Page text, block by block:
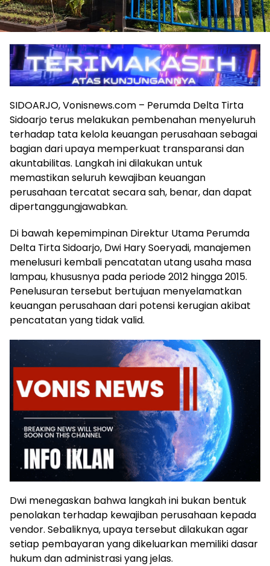
SIDOARJO, Vonisnews.com – Perumda Delta Tirta
Sidoarjo terus melakukan pembenahan menyeluruh
terhadap tata kelola keuangan perusahaan sebagai
bagian dari upaya memperkuat transparansi dan
akuntabilitas. Langkah ini dilakukan untuk
memastikan seluruh kewajiban keuangan
perusahaan tercatat secara sah, benar, dan dapat
dipertanggungjawabkan.
Di bawah kepemimpinan Direktur Utama Perumda
Delta Tirta Sidoarjo, Dwi Hary Soeryadi, manajemen
menelusuri kembali pencatatan utang usaha masa
lampau, khususnya pada periode 2012 hingga 2015.
Penelusuran tersebut bertujuan menyelamatkan
keuangan perusahaan dari potensi kerugian akibat
pencatatan yang tidak valid.
Dwi menegaskan bahwa langkah ini bukan bentuk
penolakan terhadap kewajiban perusahaan kepada
vendor. Sebaliknya, upaya tersebut dilakukan agar
setiap pembayaran yang dikeluarkan memiliki dasar
hukum dan administrasi yang jelas.